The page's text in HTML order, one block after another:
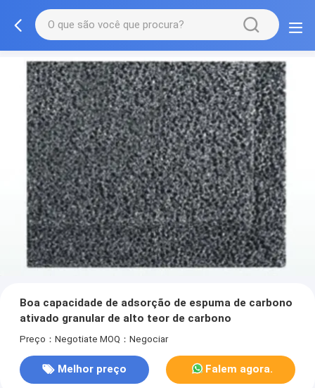
Boa capacidade de adsorção de espuma de carbono
ativado granular de alto teor de carbono
Preço：Negotiate MOQ：Negociar
Melhor preço Falem agora.